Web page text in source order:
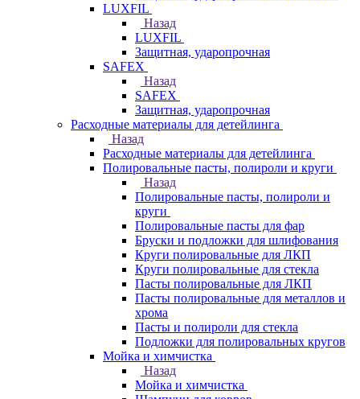
LUXFIL
Назад
LUXFIL
Защитная, ударопрочная
SAFEX
Назад
SAFEX
Защитная, ударопрочная
Расходные материалы для детейлинга
Назад
Расходные материалы для детейлинга
Полировальные пасты, полироли и круги
Назад
Полировальные пасты, полироли и
круги
Полировальные пасты для фар
Бруски и подложки для шлифования
Круги полировальные для ЛКП
Круги полировальные для стекла
Пасты полировальные для ЛКП
Пасты полировальные для металлов и
хрома
Пасты и полироли для стекла
Подложки для полировальных кругов
Мойка и химчистка
Назад
Мойка и химчистка